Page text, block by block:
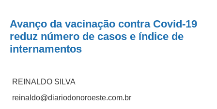
Avanço da vacinação contra Covid-19
reduz número de casos e índice de
internamentos
REINALDO SILVA
reinaldo@diariodonoroeste.com.br